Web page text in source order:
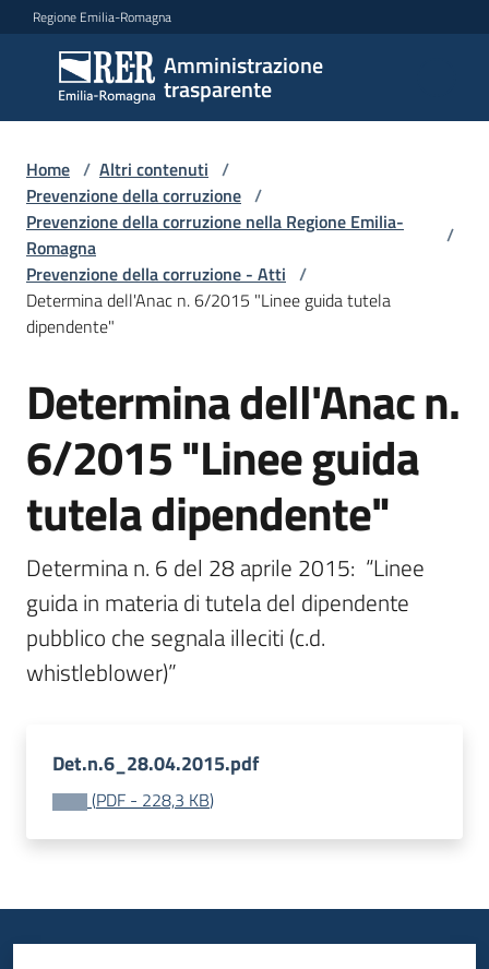
Vai al contenuto
Vai alla navigazione
Vai al footer
Regione Emilia-Romagna
Amministrazione
trasparente
Amministrazione
trasparente
Sottosezioni
Accesso
Home / Altri contenuti /
Prevenzione della corruzione /
Prevenzione della corruzione nella Regione Emilia-
Romagna
/
Prevenzione della corruzione - Atti /
Determina dell'Anac n. 6/2015 "Linee guida tutela
dipendente"
Determina dell'Anac n.
6/2015 "Linee guida
tutela dipendente"
Determina n. 6 del 28 aprile 2015:  “Linee
guida in materia di tutela del dipendente
pubblico che segnala illeciti (c.d.
whistleblower)”
Det.n.6_28.04.2015.pdf
(PDF - 228,3 KB)